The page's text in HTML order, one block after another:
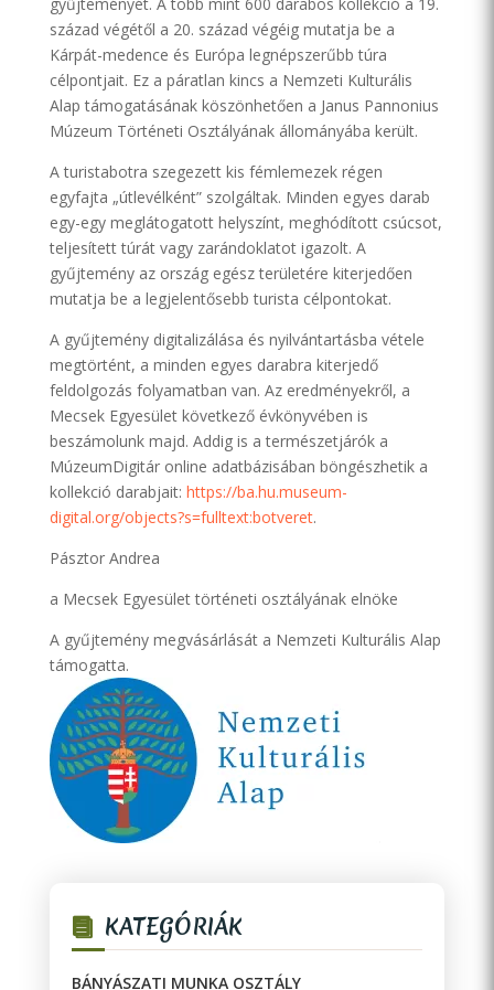
század végétől a 20. század végéig mutatja be a
Kárpát-medence és Európa legnépszerűbb túra
célpontjait. Ez a páratlan kincs a Nemzeti Kulturális
Alap támogatásának köszönhetően a Janus Pannonius
Múzeum Történeti Osztályának állományába került.
A turistabotra szegezett kis fémlemezek régen
egyfajta „útlevélként” szolgáltak. Minden egyes darab
egy-egy meglátogatott helyszínt, meghódított csúcsot,
teljesített túrát vagy zarándoklatot igazolt. A
gyűjtemény az ország egész területére kiterjedően
mutatja be a legjelentősebb turista célpontokat.
A gyűjtemény digitalizálása és nyilvántartásba vétele
megtörtént, a minden egyes darabra kiterjedő
feldolgozás folyamatban van. Az eredményekről, a
Mecsek Egyesület következő évkönyvében is
beszámolunk majd. Addig is a természetjárók a
MúzeumDigitár online adatbázisában böngészhetik a
kollekció darabjait: https://ba.hu.museum-
digital.org/objects?s=fulltext:botveret.
Pásztor Andrea
a Mecsek Egyesület történeti osztályának elnöke
A gyűjtemény megvásárlását a Nemzeti Kulturális Alap
támogatta.
KATEGÓRIÁK
BÁNYÁSZATI MUNKA OSZTÁLY